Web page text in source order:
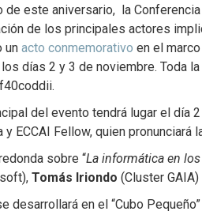
de este aniversario, la
de los principales actores
un acto conmemorativo en el
días 2 y 3 de noviembre. Toda
del evento tendrá lugar el día
y ECCAI Fellow, quien pronunciará
sobre “La informática en
Tomás Iriondo (Cluster
desarrollará en el “Cubo